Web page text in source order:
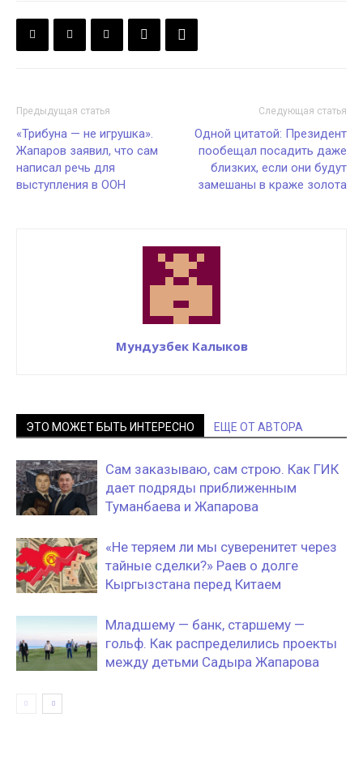
Предыдущая статья
«Трибуна — не игрушка».
Жапаров заявил, что сам
написал речь для
выступления в ООН
Следующая статья
Одной цитатой: Президент
пообещал посадить даже
близких, если они будут
замешаны в краже золота
Мундузбек Калыков
ЭТО МОЖЕТ БЫТЬ ИНТЕРЕСНО ЕЩЕ ОТ АВТОРА
Сам заказываю, сам строю. Как ГИК
дает подряды приближенным
Туманбаева и Жапарова
«Не теряем ли мы суверенитет через
тайные сделки?» Раев о долге
Кыргызстана перед Китаем
Младшему — банк, старшему —
гольф. Как распределились проекты
между детьми Садыра Жапарова